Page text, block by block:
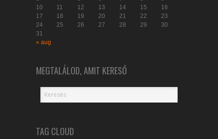
10
11 12 13 14 15
16
17
18 19 20 21 22
23
24
25 26 27 28 29
30
31
« aug
MEGTALÁLOD, AMIT KERESŐ
TAG CLOUD